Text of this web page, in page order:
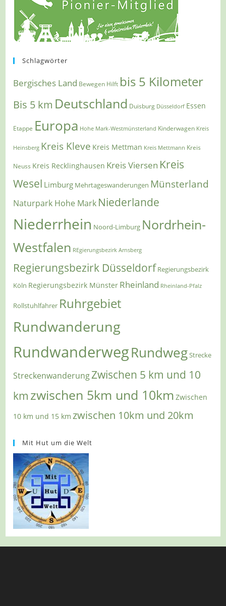
Schlagwörter
Bergisches Land Bewegen Hilft bis 5 Kilometer
Bis 5 km Deutschland Duisburg Düsseldorf Essen
Etappe Europa Hohe Mark-Westmünsterland Kinderwagen Kreis
Heinsberg Kreis Kleve Kreis Mettman Kreis Mettmann Kreis
Neuss Kreis Recklinghausen Kreis Viersen Kreis
Wesel Limburg Mehrtageswanderungen Münsterland
Naturpark Hohe Mark Niederlande
Niederrhein Noord-Limburg Nordrhein-
Westfalen REgierungsbezirk Arnsberg
Regierungsbezirk Düsseldorf Regierungsbezirk
Köln Regierungsbezirk Münster Rheinland Rheinland-Pfalz
Rollstuhlfahrer Ruhrgebiet
Rundwanderung
RundwanderwegRundwegStrecke
StreckenwanderungZwischen 5 km und 10
km zwischen 5km und 10km Zwischen
10 km und 15 km zwischen 10km und 20km
Mit Hut um die Welt